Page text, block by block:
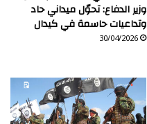
وزير الدفاع: تحوّل ميداني حاد
وتداعيات حاسمة في كيدال
30/04/2026